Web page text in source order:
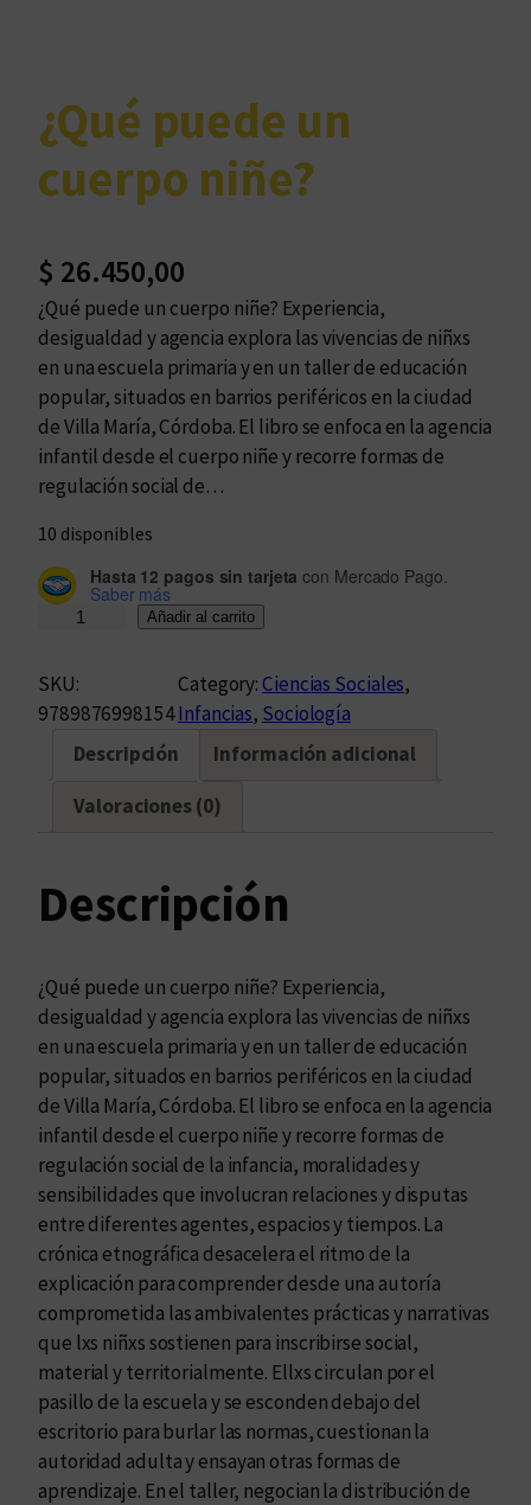
¿Qué puede un
cuerpo niñe?
$ 26.450,00
¿Qué puede un cuerpo niñe? Experiencia,
desigualdad y agencia explora las vivencias de niñxs
en una escuela primaria y en un taller de educación
popular, situados en barrios periféricos en la ciudad
de Villa María, Córdoba. El libro se enfoca en la agencia
infantil desde el cuerpo niñe y recorre formas de
regulación social de…
10 disponibles
Hasta 12 pagos sin tarjeta con Mercado Pago.
Saber más
u
é
u
e
r
p
o
n
i
ñ
e
?
c
a
n
t
i
d
a
d
Añadir al carrito
SKU:
9789876998154
Category: Ciencias Sociales
Infancias, Sociología
Descripción
Información adicional
Valoraciones (0)
Descripción
¿Qué puede un cuerpo niñe? Experiencia,
desigualdad y agencia explora las vivencias de niñxs
en una escuela primaria y en un taller de educación
popular, situados en barrios periféricos en la ciudad
de Villa María, Córdoba. El libro se enfoca en la agencia
infantil desde el cuerpo niñe y recorre formas de
regulación social de la infancia, moralidades y
sensibilidades que involucran relaciones y disputas
entre diferentes agentes, espacios y tiempos. La
crónica etnográfica desacelera el ritmo de la
explicación para comprender desde una autoría
comprometida las ambivalentes prácticas y narrativas
que lxs niñxs sostienen para inscribirse social,
material y territorialmente. Ellxs circulan por el
pasillo de la escuela y se esconden debajo del
escritorio para burlar las normas, cuestionan la
autoridad adulta y ensayan otras formas de
aprendizaje. En el taller, negocian la distribución de